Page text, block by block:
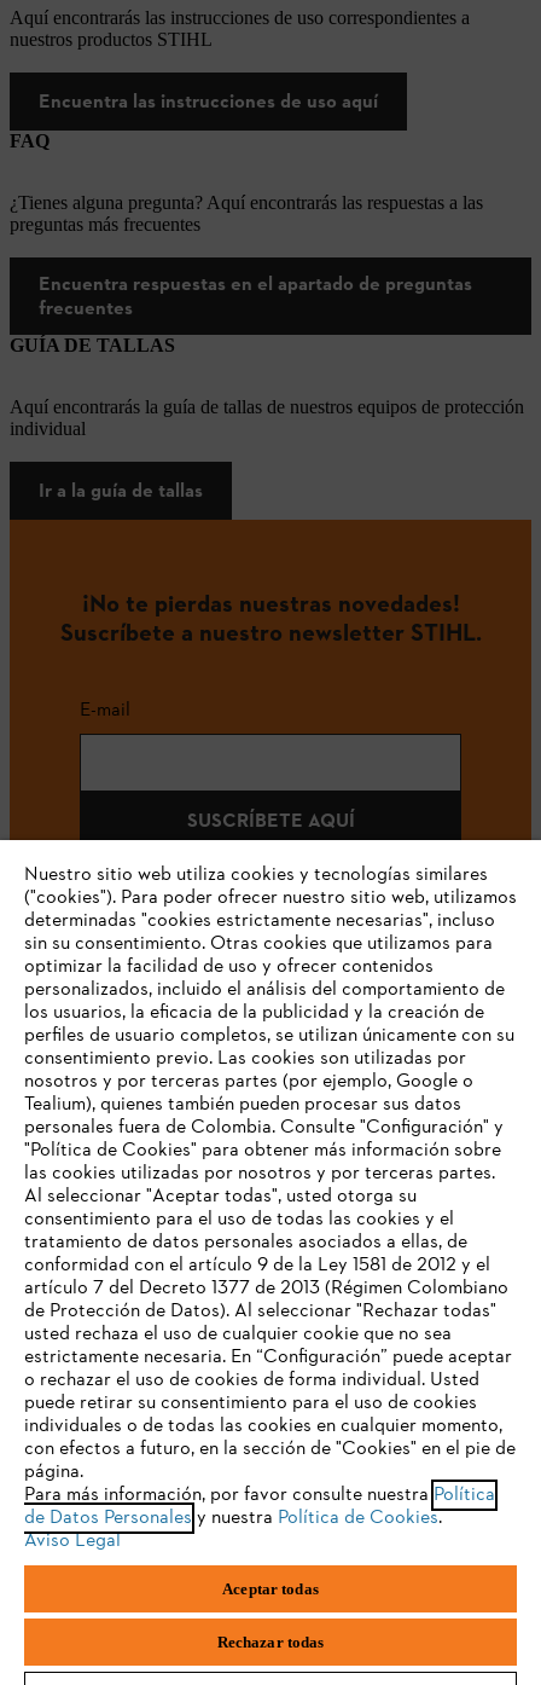
Aquí encontrarás las instrucciones de uso correspondientes a
nuestros productos STIHL
Encuentra las instrucciones de uso aquí
FAQ
¿Tienes alguna pregunta? Aquí encontrarás las respuestas a las
preguntas más frecuentes
Encuentra respuestas en el apartado de preguntas
frecuentes
GUÍA DE TALLAS
Aquí encontrarás la guía de tallas de nuestros equipos de protección
individual
Ir a la guía de tallas
¡No te pierdas nuestras novedades!
Suscríbete a nuestro newsletter STIHL.
E-mail
SUSCRÍBETE AQUÍ
#STIHLCOLOMBIA
Nuestra empresa
Preguntas frecuentes
Contacto
Política tratamiento de datos personales Aviso legal
Cookies Información legal
STIHL S.A.S.Parque La Regional Aeropuerto, Interior 30, Rionegro,
TU NAVEGADOR NO ES
COMPATIBLE
El navegador que estás utilizando no es compatible con
nuestra página web. Para que puedas disfrutar de nuestro
contenido, utiliza uno de los siguientes navegadores:
firefox chrome
safari edge
Nuestro sitio web utiliza cookies y tecnologías similares
("cookies"). Para poder ofrecer nuestro sitio web, utilizamos
determinadas "cookies estrictamente necesarias", incluso
sin su consentimiento. Otras cookies que utilizamos para
optimizar la facilidad de uso y ofrecer contenidos
personalizados, incluido el análisis del comportamiento de
los usuarios, la eficacia de la publicidad y la creación de
perfiles de usuario completos, se utilizan únicamente con su
consentimiento previo. Las cookies son utilizadas por
nosotros y por terceras partes (por ejemplo, Google o
Tealium), quienes también pueden procesar sus datos
personales fuera de Colombia. Consulte "Configuración" y
"Política de Cookies" para obtener más información sobre
las cookies utilizadas por nosotros y por terceras partes.
Al seleccionar "Aceptar todas", usted otorga su
consentimiento para el uso de todas las cookies y el
tratamiento de datos personales asociados a ellas, de
conformidad con el artículo 9 de la Ley 1581 de 2012 y el
artículo 7 del Decreto 1377 de 2013 (Régimen Colombiano
de Protección de Datos). Al seleccionar "Rechazar todas"
usted rechaza el uso de cualquier cookie que no sea
estrictamente necesaria. En “Configuración” puede aceptar
o rechazar el uso de cookies de forma individual. Usted
puede retirar su consentimiento para el uso de cookies
individuales o de todas las cookies en cualquier momento,
con efectos a futuro, en la sección de "Cookies" en el pie de
página.
Para más información, por favor consulte nuestra Política
de Datos Personales y nuestra Política de Cookies.
Aviso Legal
Aceptar todas
Rechazar todas